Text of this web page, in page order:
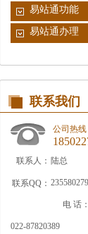
易站通功能
易站通办理
联系我们
公司热线
联系人： 陆总
联系QQ：
电 话：
022-87820389